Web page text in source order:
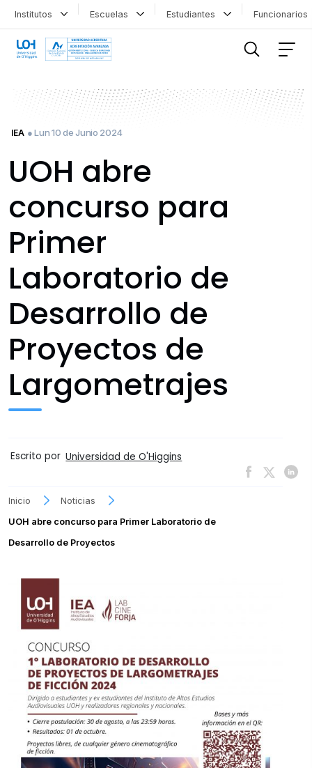
Institutos Escuelas Estudiantes
IEA ● Lun 10 de Junio 2024
UOH abre
concurso para
Primer
Laboratorio de
Desarrollo de
Proyectos de
Largometrajes
Escrito por Universidad de O'Higgins
Inicio
Noticias
UOH abre concurso para Primer Laboratorio de
Desarrollo de Proyectos